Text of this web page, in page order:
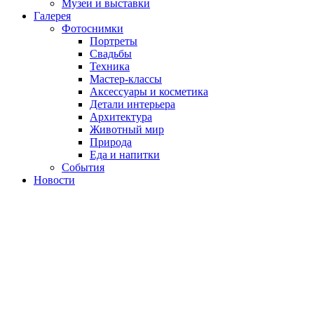
Музеи и выставки
Галерея
Фотоснимки
Портреты
Свадьбы
Техника
Мастер-классы
Аксессуары и косметика
Детали интерьера
Архитектура
Животный мир
Природа
Еда и напитки
События
Новости